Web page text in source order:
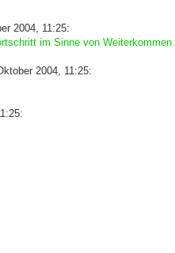
2004, 11:25:
im Sinne von Weiterkommen.
2004, 11:25: